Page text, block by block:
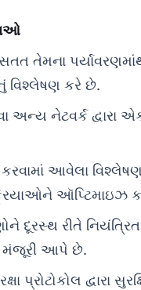
તેમના
વિશ્લેષણ કરે છે.
અન્ય નેટવર્ક દ્વારા
આવેલા
ઑપ્ટિમાઇઝ
દૂરસ્થ રીતે
મંજૂરી આપે છે.
પ્રોટોકોલ દ્વારા